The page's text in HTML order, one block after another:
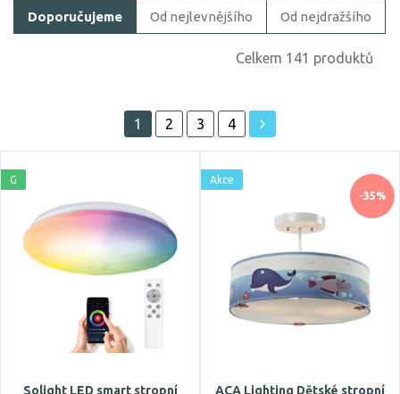
Cena
Vystaveno na showroomu
ano
Prodloužená záruka
Doporučujeme Od nejlevnějšího Od nejdražšího
Celkem 141 produktů
1 2 3 4
G
Solight LED smart stropní
-35%
Akce
ACA Lighting Dětské stropní